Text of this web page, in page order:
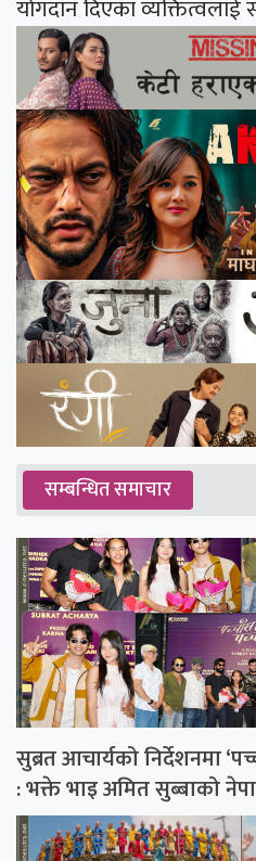
योगदान दिएका व्यक्तित्वलाई
सम्बन्धित समाचार
सुब्रत आचार्यको निर्देशनमा
: भक्ते भाइ अमित सुब्बाको